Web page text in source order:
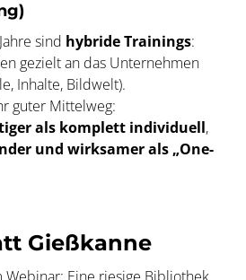
sind hybride Trainings:
gezielt an das Unternehmen
Inhalte, Bildwelt).
guter Mittelweg:
als komplett individuell,
und wirksamer als „One-
Gießkanne